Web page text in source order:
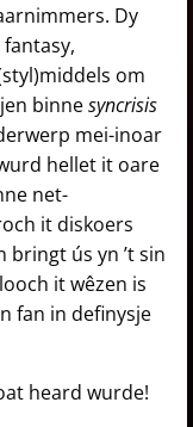
Dy
om
binnesyncrisis
mei-inoar
hellet it oare
net-
it diskoers
bringt ús yn ’t sin
it wêzen is
fan in definysje
heard wurde!